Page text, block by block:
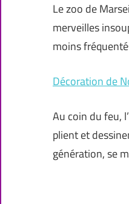
Le zoo de
merveilles
moins
Décoration de
Au coin du feu,
plient et
génération, se